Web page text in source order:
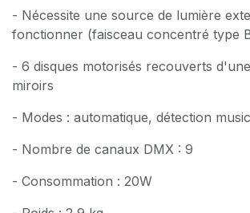
- Nécessite une source de lumière
fonctionner (faisceau concentré type
- 6 disques motorisés recouverts
miroirs
- Modes : automatique, détection
- Nombre de canaux DMX : 9
- Consommation : 20W